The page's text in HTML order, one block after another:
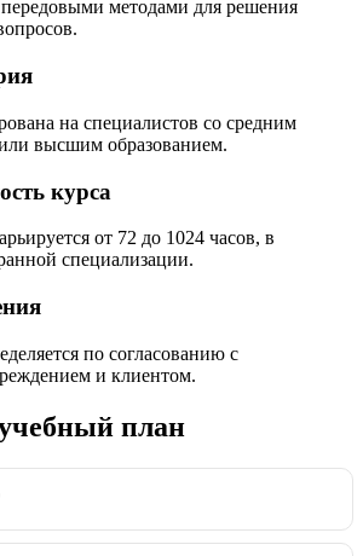
методами для решения
на специалистов со средним
высшим образованием.
курса
от 72 до 1024 часов, в
специализации.
по согласованию с
и клиентом.
план